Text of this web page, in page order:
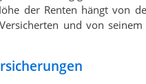
der Renten hängt von
und von